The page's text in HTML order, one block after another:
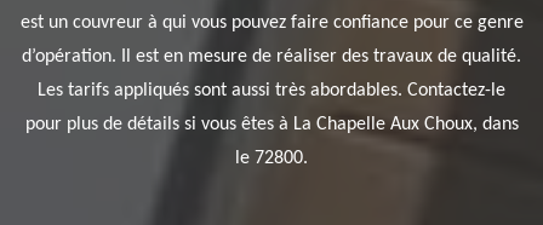
est un couvreur à qui vous pouvez faire confiance pour ce genre
d’opération. Il est en mesure de réaliser des travaux de qualité.
Les tarifs appliqués sont aussi très abordables. Contactez-le
pour plus de détails si vous êtes à La Chapelle Aux Choux, dans
le 72800.